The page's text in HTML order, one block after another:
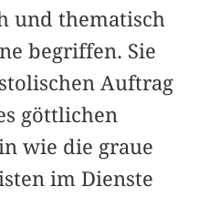
und thematisch
begriffen. Sie
Auftrag
göttlichen
wie die graue
im Dienste